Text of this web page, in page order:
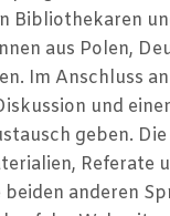
Bibliothekaren
aus Polen,
Im Anschluss
und
geben. Die
Referate
anderen